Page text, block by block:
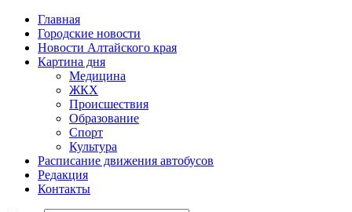
Главная
Городские новости
Новости Алтайского края
Картина дня
Медицина
ЖКХ
Происшествия
Образование
Спорт
Культура
Расписание движения автобусов
Редакция
Контакты